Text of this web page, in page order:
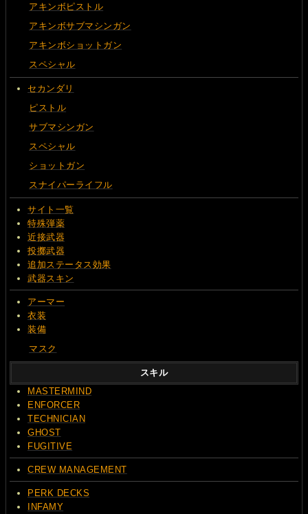
アキンボピストル
アキンボサブマシンガン
アキンボショットガン
スペシャル
セカンダリ
ピストル
サブマシンガン
スペシャル
ショットガン
スナイパーライフル
サイト一覧
特殊弾薬
近接武器
投擲武器
追加ステータス効果
武器スキン
アーマー
衣装
装備
マスク
スキル
MASTERMIND
ENFORCER
TECHNICIAN
GHOST
FUGITIVE
CREW MANAGEMENT
PERK DECKS
INFAMY